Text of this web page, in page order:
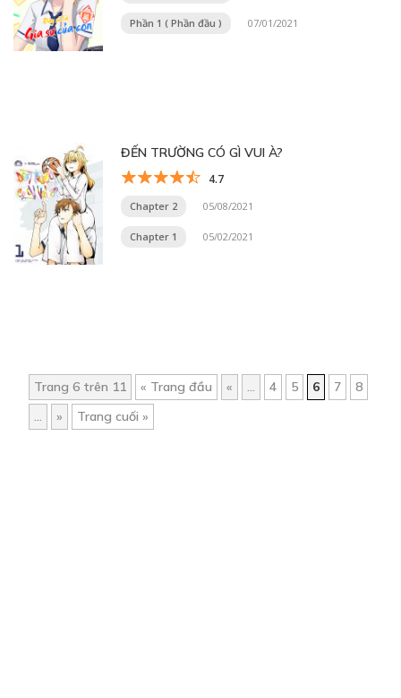
Phần 1 ( Phần đầu ) 07/01/2021
ĐẾN TRƯỜNG CÓ GÌ VUI À?
4.7
Chapter 2 05/08/2021
Chapter 1 05/02/2021
Trang 6 trên 11 « Trang đầu « ... 4 5 6 7
8
...
» Trang cuối »